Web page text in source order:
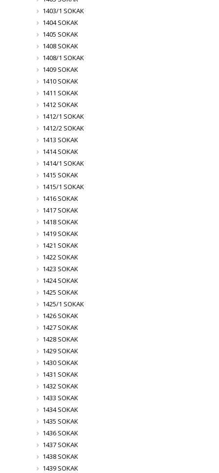
1403/1 SOKAK
1404 SOKAK
1405 SOKAK
1408 SOKAK
1408/1 SOKAK
1409 SOKAK
1410 SOKAK
1411 SOKAK
1412 SOKAK
1412/1 SOKAK
1412/2 SOKAK
1413 SOKAK
1414 SOKAK
1414/1 SOKAK
1415 SOKAK
1415/1 SOKAK
1416 SOKAK
1417 SOKAK
1418 SOKAK
1419 SOKAK
1421 SOKAK
1422 SOKAK
1423 SOKAK
1424 SOKAK
1425 SOKAK
1425/1 SOKAK
1426 SOKAK
1427 SOKAK
1428 SOKAK
1429 SOKAK
1430 SOKAK
1431 SOKAK
1432 SOKAK
1433 SOKAK
1434 SOKAK
1435 SOKAK
1436 SOKAK
1437 SOKAK
1438 SOKAK
1439 SOKAK